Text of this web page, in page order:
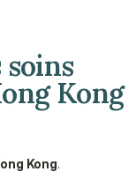
Kong
Kong.